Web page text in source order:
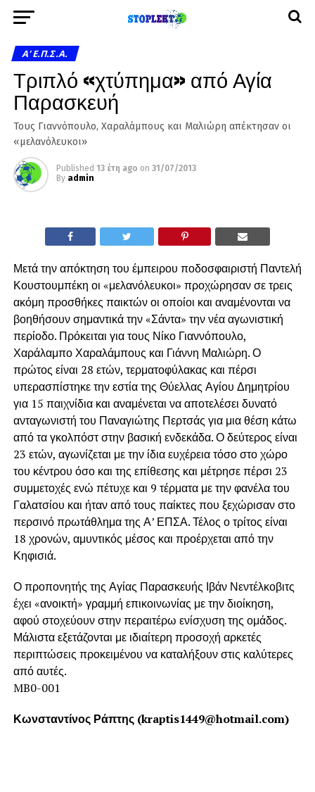
A' Ε.Π.Σ.Α.
Τριπλό «χτύπημα» από Αγία
Παρασκευή
Τους Γιαννόπουλο, Χαραλάμπους και Μαλιώρη απέκτησαν οι
«μελανόλευκοι»
Published 13 έτη ago on 31/07/2013
By admin
Μετά την απόκτηση του έμπειρου ποδοσφαιριστή Παντελή
Κουστουμπέκη οι «μελανόλευκοι» προχώρησαν σε τρεις
ακόμη προσθήκες παικτών οι οποίοι και αναμένονται να
βοηθήσουν σημαντικά την «Σάντα» την νέα αγωνιστική
περίοδο. Πρόκειται για τους Νίκο Γιαννόπουλο,
Χαράλαμπο Χαραλάμπους και Γιάννη Μαλιώρη. Ο
πρώτος είναι 28 ετών, τερματοφύλακας και πέρσι
υπερασπίστηκε την εστία της Θύελλας Αγίου Δημητρίου
για 15 παιχνίδια και αναμένεται να αποτελέσει δυνατό
ανταγωνιστή του Παναγιώτης Περτσάς για μια θέση κάτω
από τα γκολπόστ στην βασική ενδεκάδα. Ο δεύτερος είναι
23 ετών, αγωνίζεται με την ίδια ευχέρεια τόσο στο χώρο
του κέντρου όσο και της επίθεσης και μέτρησε πέρσι 23
συμμετοχές ενώ πέτυχε και 9 τέρματα με την φανέλα του
Γαλατσίου και ήταν από τους παίκτες που ξεχώρισαν στο
περσινό πρωτάθλημα της Α’ ΕΠΣΑ. Τέλος ο τρίτος είναι
18 χρονών, αμυντικός μέσος και προέρχεται από την
Κηφισιά.
Ο προπονητής της Αγίας Παρασκευής Ιβάν Νεντέλκοβιτς
έχει «ανοικτή» γραμμή επικοινωνίας με την διοίκηση,
αφού στοχεύουν στην περαιτέρω ενίσχυση της ομάδος.
Μάλιστα εξετάζονται με ιδιαίτερη προσοχή αρκετές
περιπτώσεις προκειμένου να καταλήξουν στις καλύτερες
από αυτές.
MB0-001
Κωνσταντίνος Ράπτης (kraptis1449@hotmail.com)